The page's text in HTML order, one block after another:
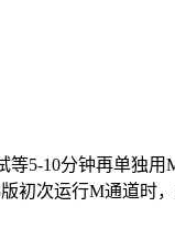
等5-10分钟再单独
初次运行M通道时